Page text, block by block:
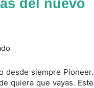
del nuevo
desde siempre Pioneer.
quiera que vayas. Este